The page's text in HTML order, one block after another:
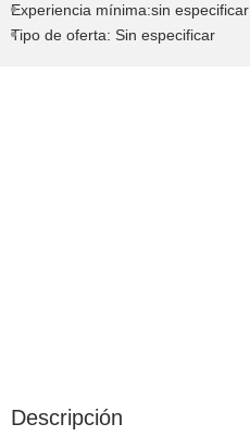
Experiencia mínima:sin especificar
Tipo de oferta: Sin especificar
Descripción